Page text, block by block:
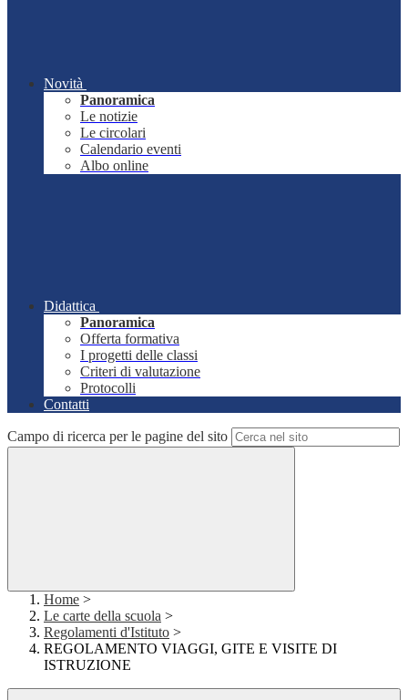
Novità
Panoramica
Le notizie
Le circolari
Calendario eventi
Albo online
Didattica
Panoramica
Offerta formativa
I progetti delle classi
Criteri di valutazione
Protocolli
Contatti
Campo di ricerca per le pagine del sito
Home >
Le carte della scuola >
Regolamenti d'Istituto >
REGOLAMENTO VIAGGI, GITE E VISITE DI
ISTRUZIONE